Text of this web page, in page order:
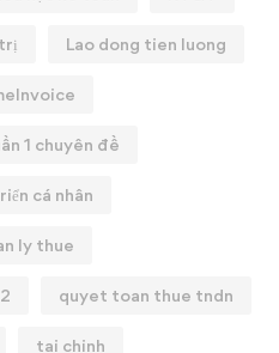
Lao dong tien luong
1 chuyên đề
cá nhân
ly thue
quyet toan thue tndn
tai chinh